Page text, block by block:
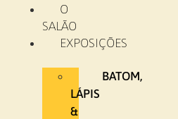
O
SALÃO
EXPOSIÇÕES
BATOM,
LÁPIS
&